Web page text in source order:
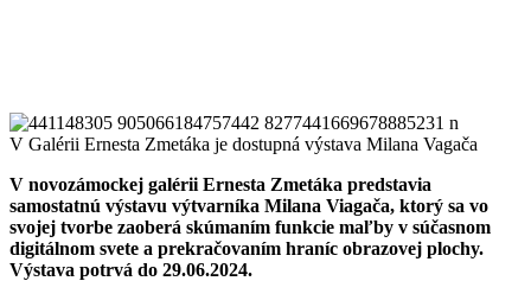
V novozámockej galérii Ernesta Zmetáka predstavia
samostatnú výstavu výtvarníka Milana Viagača, ktorý sa vo
svojej tvorbe zaoberá skúmaním funkcie maľby v súčasnom
digitálnom svete a prekračovaním hraníc obrazovej plochy.
Výstava potrvá do 29.06.2024.